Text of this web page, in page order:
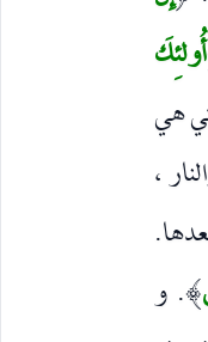
أُولئِكَ
هي
،
). و